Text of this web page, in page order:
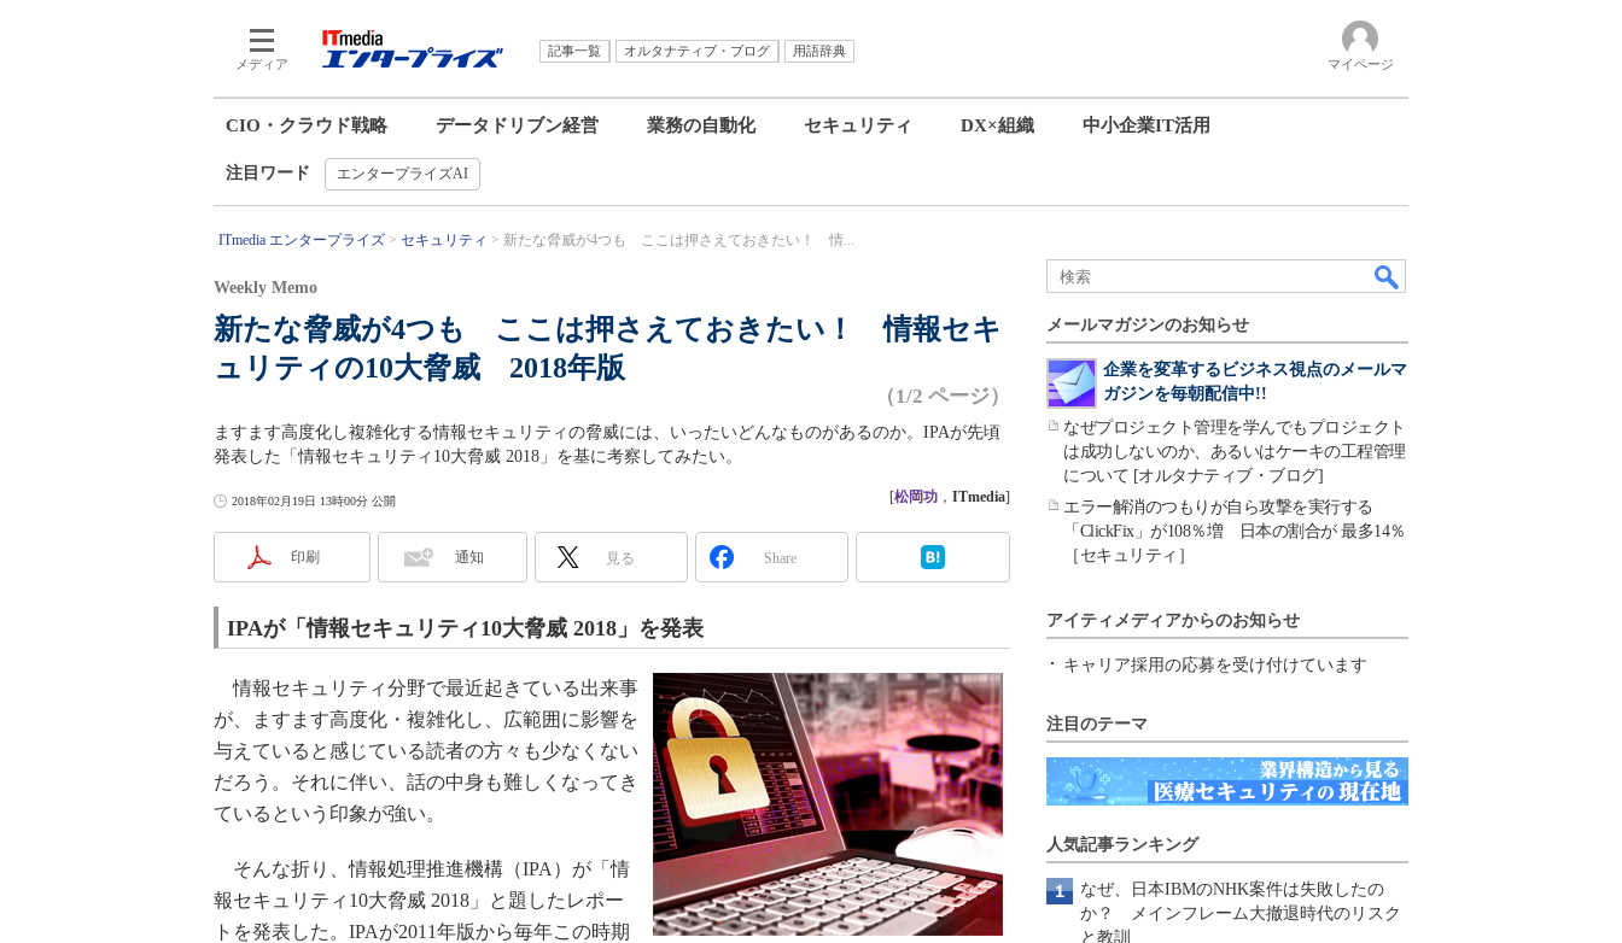
メディア
記事一覧 オルタナティブ・ブログ
用語辞典
マイページ
CIO・クラウド戦略 データドリブン経営 業務の自動化 セキュリティ DX×組織 中小企業IT活用
注目ワード エンタープライズAI
ITmedia エンタープライズ セキュリティ 新たな脅威が4つも ここは押さえておきたい！ 情...
新たな脅威が4つも ここは押さえておきたい！ 情報セキ
ュリティの10大脅威 2018年版
Weekly Memo
（1/2 ページ）
ますます高度化し複雑化する情報セキュリティの脅威には、いったいどんなものがあるのか。IPAが先頃
発表した「情報セキュリティ10大脅威 2018」を基に考察してみたい。
2018年02月19日 13時00分 公開 [松岡功 ， ITmedia]
印刷 通知 見る Share
IPAが「情報セキュリティ10大脅威 2018」を発表
情報セキュリティ分野で最近起きている出来事
が、ますます高度化・複雑化し、広範囲に影響を
与えていると感じている読者の方々も少なくない
だろう。それに伴い、話の中身も難しくなってき
ているという印象が強い。
そんな折り、情報処理推進機構（IPA）が「情
報セキュリティ10大脅威 2018」と題したレポー
トを発表した。IPAが2011年版から毎年この時期
メールマガジンのお知らせ
企業を変革するビジネス視点のメールマ
ガジンを毎朝配信中!!
なぜプロジェクト管理を学んでもプロジェクト
は成功しないのか、あるいはケーキの工程管理
について [オルタナティブ・ブログ]
エラー解消のつもりが自ら攻撃を実行する
「ClickFix」が108％増 日本の割合が 最多14％
［セキュリティ］
アイティメディアからのお知らせ
キャリア採用の応募を受け付けています
注目のテーマ
人気記事ランキング
なぜ、日本IBMのNHK案件は失敗したの
か？ メインフレーム大撤退時代のリスク
と教訓